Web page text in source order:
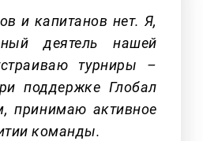
и капитанов нет. Я,
деятель нашей
турниры –
поддержке Глобал
принимаю активное
команды.